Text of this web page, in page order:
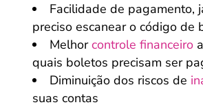
Facilidade de pagamento,
preciso escanear o código de
Melhorcontrole financeiro
quais boletos precisam ser
Diminuição dos riscos de
suas contas